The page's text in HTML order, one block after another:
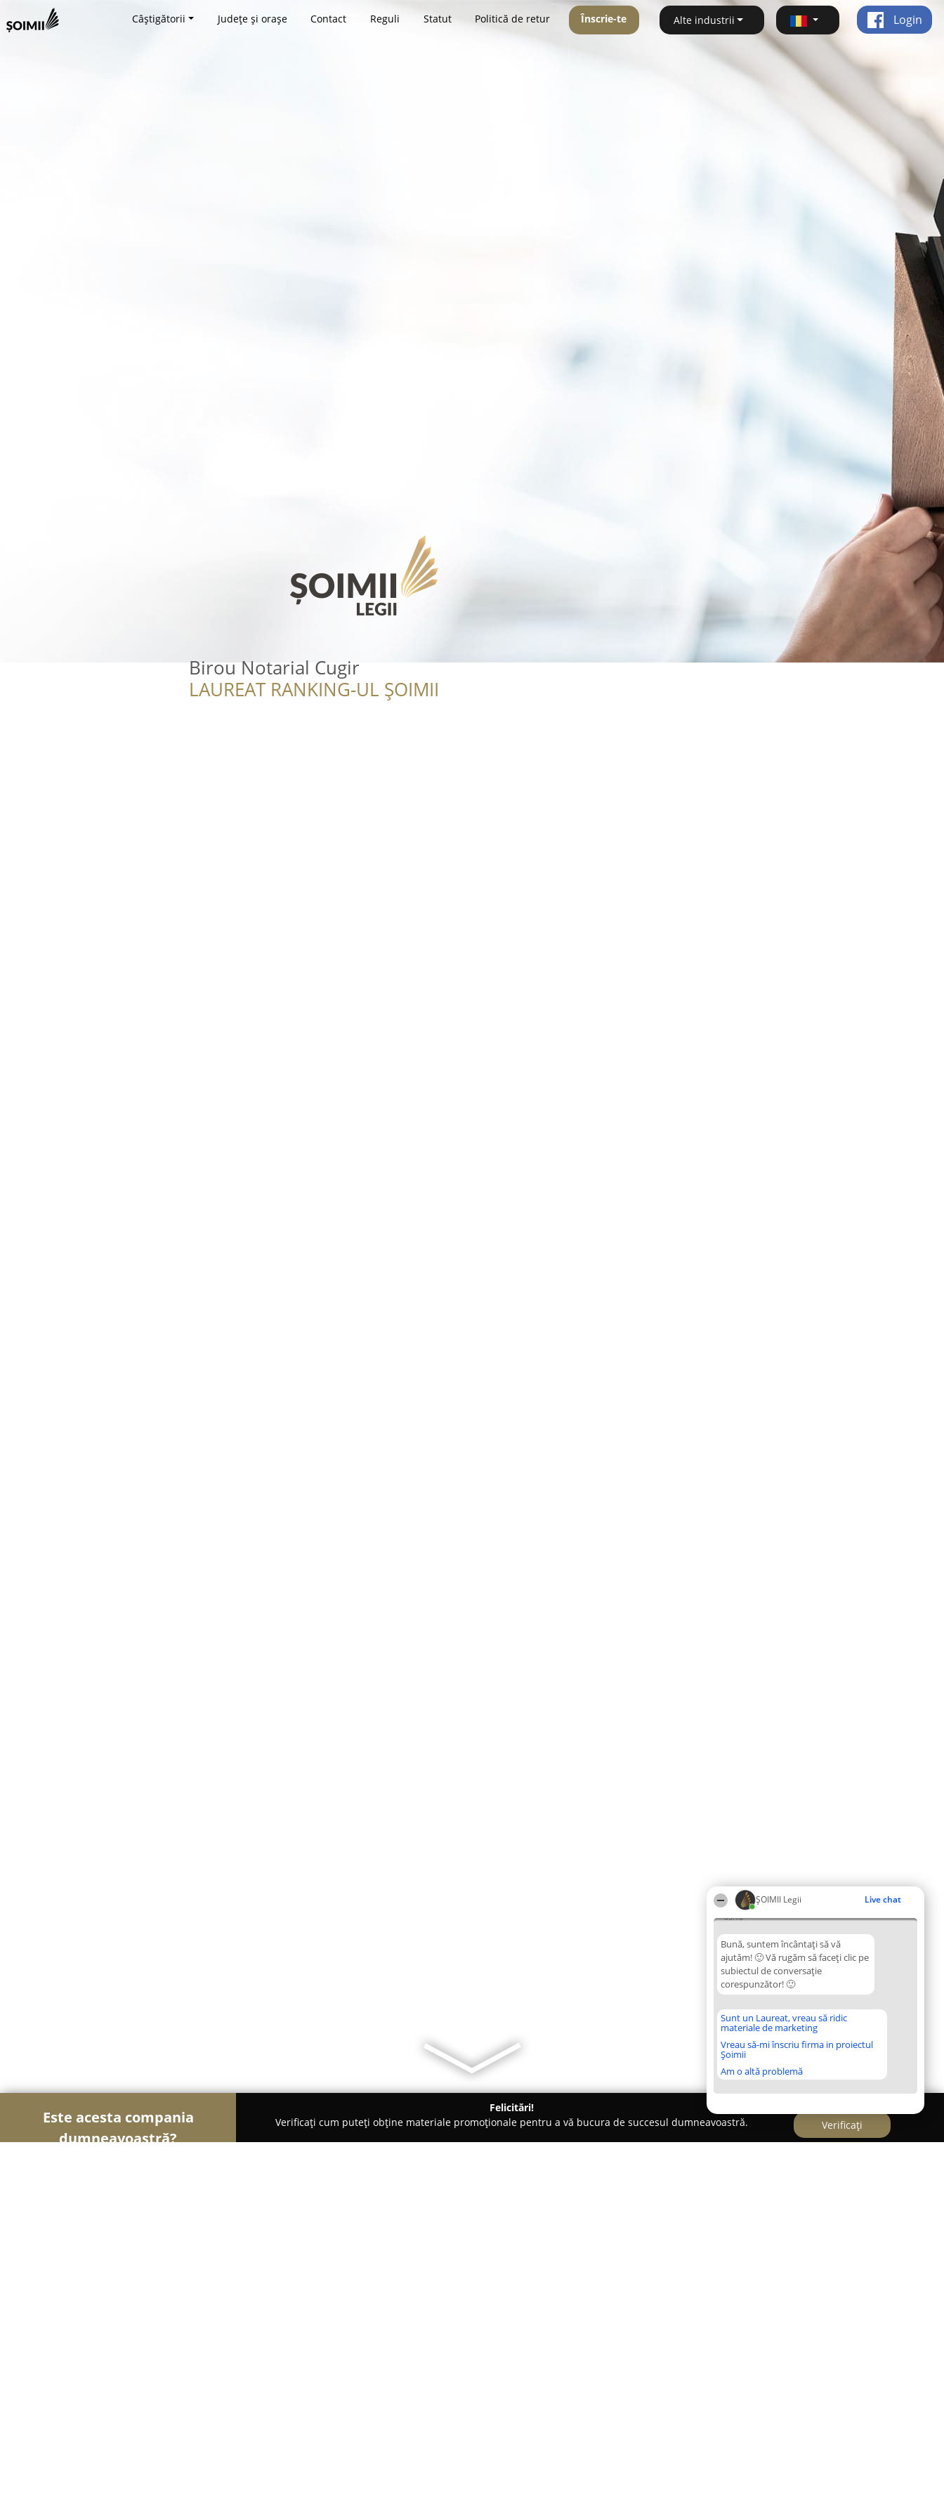
ȘOIMII Legii Live chat
05:18
Bună, suntem încântați să vă
ajutăm! 🙂 Vă rugăm să faceți clic pe
subiectul de conversație
corespunzător! 🙂
Sunt un Laureat, vreau să ridic
materiale de marketing
Vreau să-mi înscriu firma in proiectul
Șoimii
Am o altă problemă
Câștigătorii Județe și orașe Contact Reguli Statut Politică de retur Înscrie-te Alte industrii Login
Birou Notarial Cugir
LAUREAT RANKING-UL ȘOIMII
Este acesta compania
dumneavoastră?
Felicitări!
Verificați cum puteți obține materiale promoționale pentru a vă bucura de succesul dumneavoastră.
Verificați